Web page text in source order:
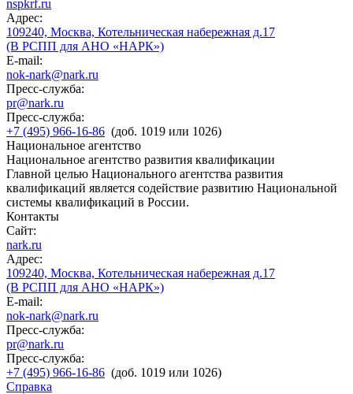
nspkrf.ru
Адрес:
109240, Москва, Котельническая набережная д.17
(В РСПП для АНО «НАРК»)
E-mail:
nok-nark@nark.ru
Пресс-служба:
pr@nark.ru
Пресс-служба:
+7 (495) 966-16-86 (доб. 1019 или 1026)
Национальное агентство
Национальное агентство развития квалификации
Главной целью Национального агентства развития
квалификаций является содействие развитию Национальной
системы квалификаций в России.
Контакты
Сайт:
nark.ru
Адрес:
109240, Москва, Котельническая набережная д.17
(В РСПП для АНО «НАРК»)
E-mail:
nok-nark@nark.ru
Пресс-служба:
pr@nark.ru
Пресс-служба:
+7 (495) 966-16-86 (доб. 1019 или 1026)
Справка